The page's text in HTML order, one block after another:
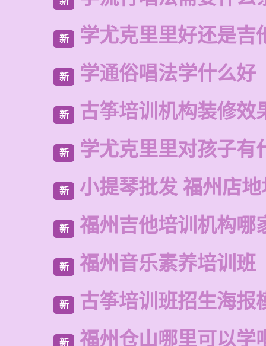
新 学尤克里里好还是吉
新 学通俗唱法学什么好
新 古筝培训机构装修效
新 学尤克里里对孩子有
新 小提琴批发 福州店
新 福州吉他培训机构哪
新 福州音乐素养培训班
新 古筝培训班招生海报
新 福州仓山哪里可以学